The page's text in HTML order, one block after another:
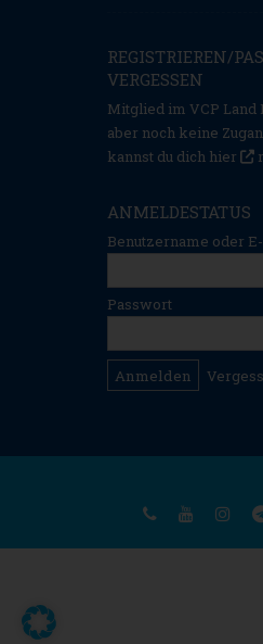
REGISTRIEREN/
VERGESSEN
Mitglied im VCP Land
aber noch keine
kannst du dich hier
ANMELDESTATUS
Benutzername oder
Passwort